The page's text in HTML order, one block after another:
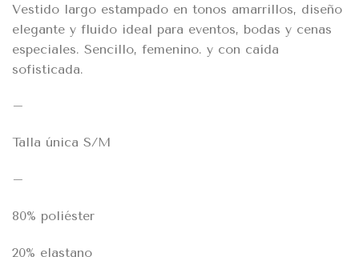
Vestido largo estampado en tonos amarrillos, diseño
elegante y fluido ideal para eventos, bodas y cenas
especiales. Sencillo, femenino. y con caída
sofisticada.
–
Talla única S/M
–
80% poliéster
20% elastano